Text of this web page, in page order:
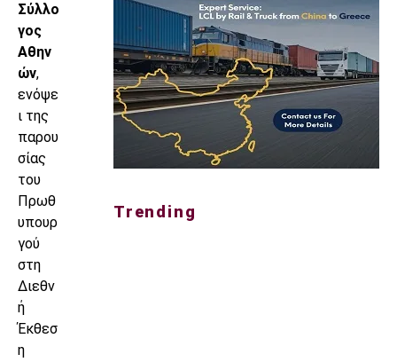
Σύλλο
γος
Αθην
ών,
ενόψε
ι της
παρου
σίας
του
Πρωθ
υπουρ
γού
στη
Διεθν
ή
Έκθεσ
η
Trending